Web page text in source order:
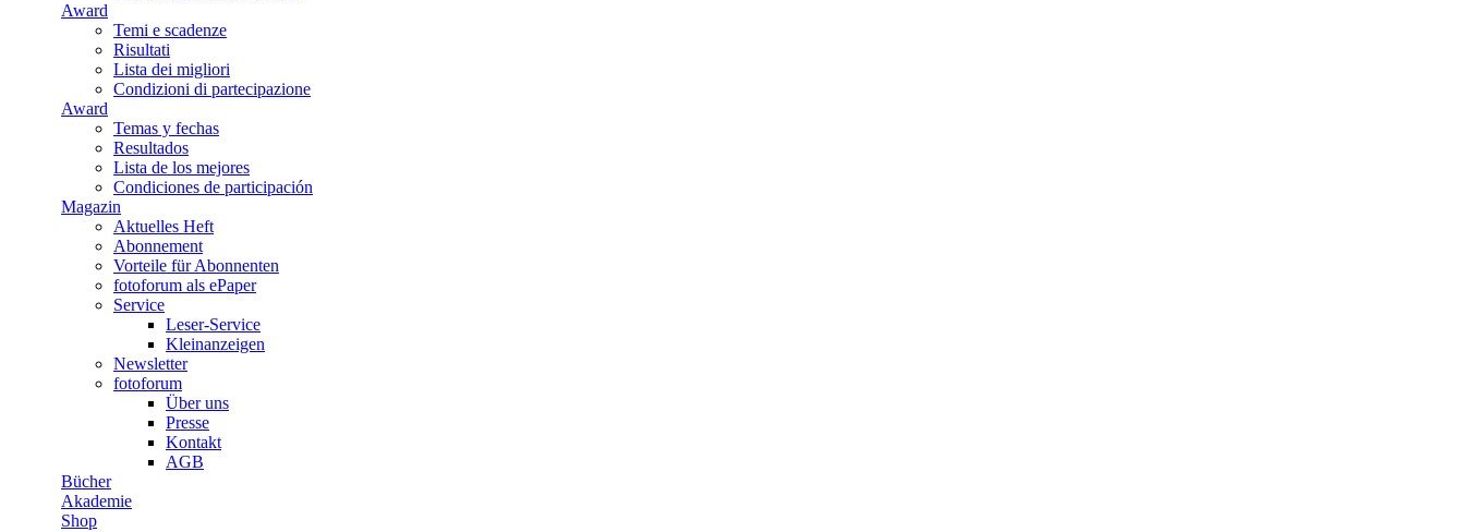
Award
Temi e scadenze
Risultati
Lista dei migliori
Condizioni di partecipazione
Award
Temas y fechas
Resultados
Lista de los mejores
Condiciones de participación
Magazin
Aktuelles Heft
Abonnement
Vorteile für Abonnenten
fotoforum als ePaper
Service
Leser-Service
Kleinanzeigen
Newsletter
fotoforum
Über uns
Presse
Kontakt
AGB
Bücher
Akademie
Shop